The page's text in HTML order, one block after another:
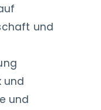
und
und
und